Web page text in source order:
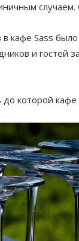
кафе Sass
и гостей
которой